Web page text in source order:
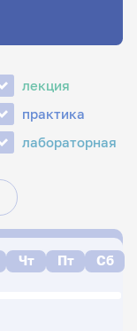
лекция
практика
лабораторная
Чт Пт Сб